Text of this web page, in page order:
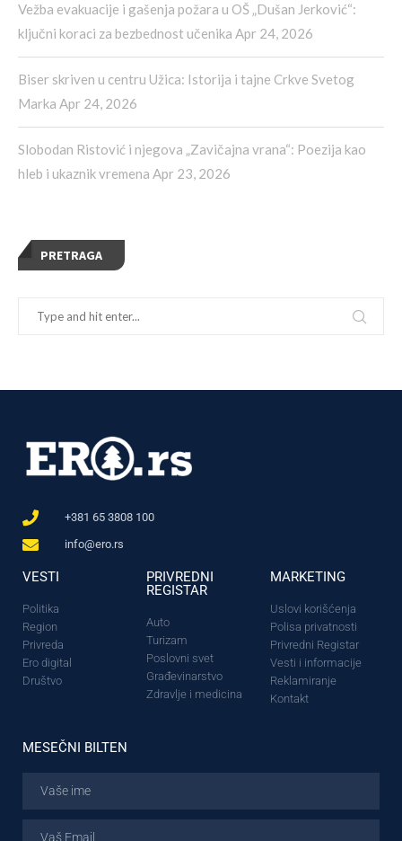
Vežba evakuacije i gašenja požara u OŠ „Dušan Jerković“:
ključni koraci za bezbednost učenika Apr 24, 2026
Biser skriven u centru Užica: Istorija i tajne Crkve Svetog
Marka Apr 24, 2026
Slobodan Ristović i njegova „Zavičajna vrana“: Poezija kao
hleb i ukaznik vremena Apr 23, 2026
PRETRAGA
+381 65 3808 100
info@ero.rs
VESTI
Politika
Region
Privreda
Ero digital
Društvo
PRIVREDNI
REGISTAR
Auto
Turizam
Poslovni svet
Građevinarstvo
Zdravlje i medicina
MARKETING
Uslovi korišćenja
Polisa privatnosti
Privredni Registar
Vesti i informacije
Reklamiranje
Kontakt
MESEČNI BILTEN